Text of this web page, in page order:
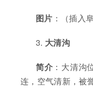
图片 ：（插入
3. 大清沟
简介 ：大清沟
连，空气清新，被